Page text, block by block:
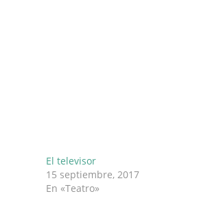
El televisor
15 septiembre, 2017
En «Teatro»